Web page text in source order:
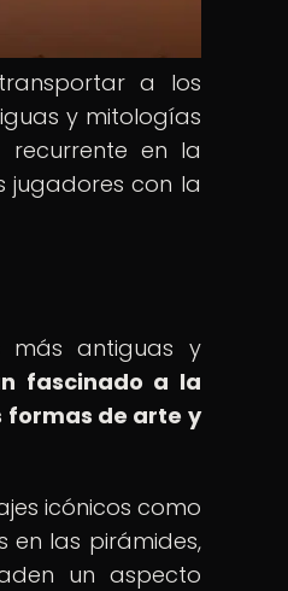
a los
y mitologías
recurrente en la
jugadores con la
más antiguas y
fascinado a la
formas de arte y
icónicos como
en las pirámides,
un aspecto